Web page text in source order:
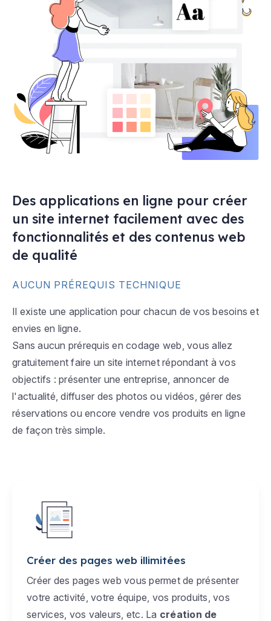
Des applications en ligne pour créer
un site internet facilement avec des
fonctionnalités et des contenus web
de qualité
AUCUN PRÉREQUIS TECHNIQUE
Il existe une application pour chacun de vos besoins et
envies en ligne.
Sans aucun prérequis en codage web, vous allez
gratuitement faire un site internet répondant à vos
objectifs : présenter une entreprise, annoncer de
l'actualité, diffuser des photos ou vidéos, gérer des
réservations ou encore vendre vos produits en ligne
de façon très simple.
Créer des pages web illimitées
Créer des pages web vous permet de présenter
votre activité, votre équipe, vos produits, vos
services, vos valeurs, etc. La création de